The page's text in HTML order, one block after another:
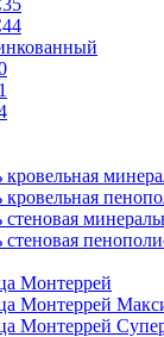
Монтеррей
Монтеррей
Монтеррей